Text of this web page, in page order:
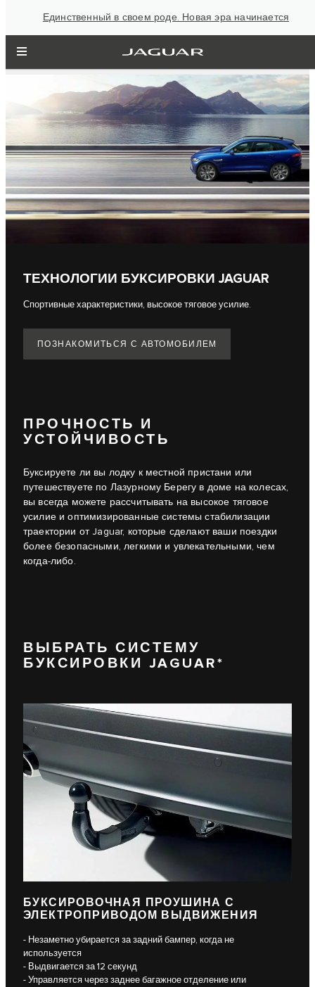
Единственный в своем роде. Новая эра начинается
ТЕХНОЛОГИИ БУКСИРОВКИ JAGUAR
Спортивные характеристики, высокое тяговое усилие.
ПОЗНАКОМИТЬСЯ С АВТОМОБИЛЕМ
ПРОЧНОСТЬ И
УСТОЙЧИВОСТЬ
Буксируете ли вы лодку к местной пристани или
путешествуете по Лазурному Берегу в доме на колесах,
вы всегда можете рассчитывать на высокое тяговое
усилие и оптимизированные системы стабилизации
траектории от Jaguar, которые сделают ваши поездки
более безопасными, легкими и увлекательными, чем
когда-либо.
ВЫБРАТЬ СИСТЕМУ
БУКСИРОВКИ JAGUAR*
БУКСИРОВОЧНАЯ ПРОУШИНА С
ЭЛЕКТРОПРИВОДОМ ВЫДВИЖЕНИЯ
- Незаметно убирается за задний бампер, когда не
используется
- Выдвигается за 12 секунд
- Управляется через заднее багажное отделение или